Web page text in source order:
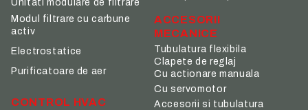
Unitati modulare de filtrare
Modul filtrare cu carbune
activ
Electrostatice
Purificatoare de aer
CONTROL HVAC
ACCESORII
MECANICE
Tubulatura flexibila
Clapete de reglaj
Cu actionare manuala
Cu servomotor
Accesorii si tubulatura